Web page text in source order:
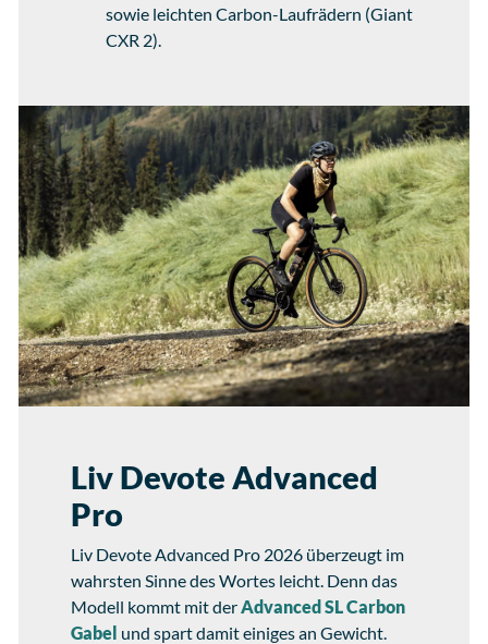
sowie leichten Carbon-Laufrädern (Giant
CXR 2).
Liv Devote Advanced
Pro
Liv Devote Advanced Pro 2026 überzeugt im
wahrsten Sinne des Wortes leicht. Denn das
Modell kommt mit derAdvanced SL Carbon
Gabel und spart damit einiges an Gewicht.